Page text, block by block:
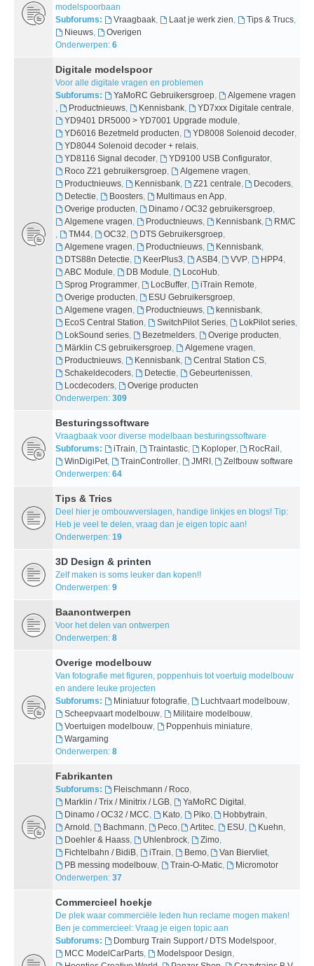
modelspoorbaan
Subforums:
Vraagbaak, Laat je werk zien, Tips & Trucs,
Nieuws,
Overigen
Onderwerpen: 6
Digitale modelspoor
Voor alle digitale vragen en problemen
Subforums:
YaMoRC Gebruikersgroep,
Algemene vragen
,
Productnieuws, Kennisbank, YD7xxx Digitale centrale,
YD9401 DR5000 > YD7001 Upgrade module,
YD6016 Bezetmeld producten, YD8008 Solenoid decoder,
YD8044 Solenoid decoder + relais,
YD8116 Signal decoder, YD9100 USB Configurator,
Roco Z21 gebruikersgroep, Algemene vragen,
Productnieuws, Kennisbank, Z21 centrale, Decoders,
Detectie, Boosters, Multimaus en App,
Overige producten, Dinamo / OC32 gebruikersgroep,
Algemene vragen, Productnieuws, Kennisbank,
RM/C
,
TM44, OC32, DTS Gebruikersgroep,
Algemene vragen, Productnieuws, Kennisbank,
DTS88n Detectie, KeerPlus3, ASB4, VVP, HPP4,
ABC Module, DB Module, LocoHub,
Sprog Programmer, LocBuffer, iTrain Remote,
Overige producten, ESU Gebruikersgroep,
Algemene vragen, Productnieuws, kennisbank,
EcoS Central Station, SwitchPilot Series, LokPilot series,
LokSound series, Bezetmelders, Overige producten,
Märklin CS gebruikersgroep, Algemene vragen,
Productnieuws, Kennisbank, Central Station CS,
Schakeldecoders, Detectie, Gebeurtenissen,
Locdecoders,
Overige producten
Onderwerpen: 309
Besturingssoftware
Vraagbaak voor diverse modelbaan besturingssoftware
Subforums:
iTrain, Traintastic, Koploper, RocRail,
WinDigiPet, TrainController, JMRI,
Zelfbouw software
Onderwerpen: 64
Tips & Trics
Deel hier je ombouwverslagen, handige linkjes en blogs! Tip:
Heb je veel te delen, vraag dan je eigen topic aan!
Onderwerpen: 19
3D Design & printen
Zelf maken is soms leuker dan kopen!!
Onderwerpen: 9
Baanontwerpen
Voor het delen van ontwerpen
Onderwerpen: 8
Overige modelbouw
Van fotografie met figuren, poppenhuis tot voertuig modelbouw
en andere leuke projecten
Subforums:
Miniatuur fotografie, Luchtvaart modelbouw,
Scheepvaart modelbouw, Militaire modelbouw,
Voertuigen modelbouw, Poppenhuis miniature,
Wargaming
Onderwerpen: 8
Fabrikanten
Subforums: Fleischmann / Roco,
Marklin / Trix / Minitrix / LGB, YaMoRC Digital,
Dinamo / OC32 / MCC, Kato, Piko, Hobbytrain,
Arnold, Bachmann, Peco, Artitec, ESU, Kuehn,
Doehler & Haass, Uhlenbrock, Zimo,
Fichtelbahn / BidiB, iTrain, Bemo, Van Biervliet,
PB messing modelbouw, Train-O-Matic,
Micromotor
Onderwerpen: 37
Commercieel hoekje
De plek waar commerciële leden hun reclame mogen maken!
Ben je commercieel: Vraag je eigen topic aan
Subforums:
Domburg Train Support / DTS Modelspoor,
MCC ModelCarParts, Modelspoor Design,